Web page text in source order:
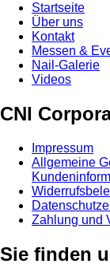
Startseite
Über uns
Kontakt
Messen &
Nail-Galerie
Videos
CNI
Impressum
Allgemeine
Zahlung und
Sie finden